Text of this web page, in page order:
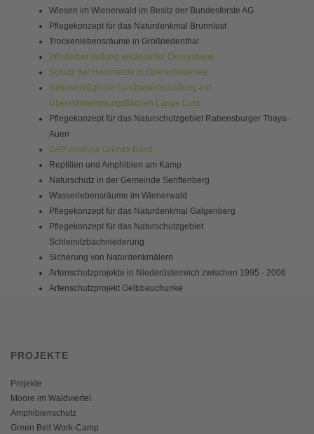
Wiesen im Wienerwald im Besitz der Bundesforste AG
Pflegekonzept für das Naturdenkmal Brunnlust
Trockenlebensräume in Großriedenthal
Wiederherstellung veränderter Ökosysteme
Schutz der Hornmelde in Oberschoderlee
Naturverträgliche Landbewirtschaftung auf
Überschwemmungsflächen Lange Luss
Pflegekonzept für das Naturschutzgebiet Rabensburger Thaya-
Auen
GAP-Analyse Grünes Band
Reptilien und Amphibien am Kamp
Naturschutz in der Gemeinde Senftenberg
Wasserlebensräume im Wienerwald
Pflegekonzept für das Naturdenkmal Galgenberg
Pflegekonzept für das Naturschutzgebiet
Schleinitzbachniederung
Sicherung von Naturdenkmälern
Artenschutzprojekte in Niederösterreich zwischen 1995 - 2006
Artenschutzprojekt Gelbbauchunke
PROJEKTE
Projekte
Moore im Waldviertel
Amphibienschutz
Green Belt Work-Camp